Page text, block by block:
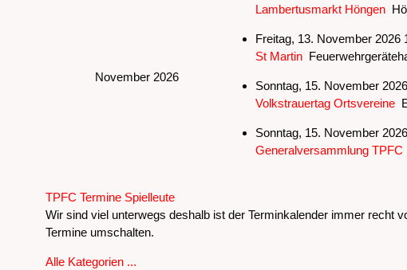
November 2026
Lambertusmarkt Höngen
Freitag, 13. November 2026
St Martin
Sonntag, 15. November
Volkstrauertag Ortsvereine
Sonntag, 15. November
Generalversammlung TPFC
Limite der Paginierungsliste
TPFC Termine Spielleute
Wir sind viel unterwegs deshalb ist der Terminkalender immer recht
Termine umschalten.
Alle Kategorien ...